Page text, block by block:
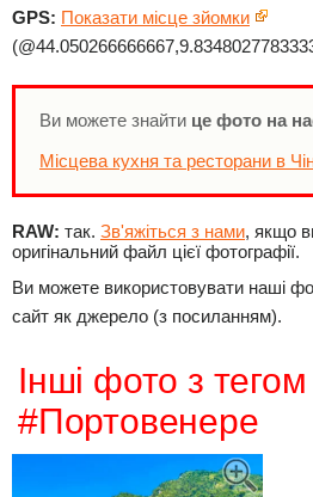
GPS: Показати місце зйомки
Ви можете знайти це фото на
Місцева кухня та ресторани в
RAW: так. Зв'яжіться з нами, якщо
оригінальний файл цієї фотографії.
Ви можете використовувати наші
сайт як джерело (з посиланням).
Інші фото з тегом
#Портовенере